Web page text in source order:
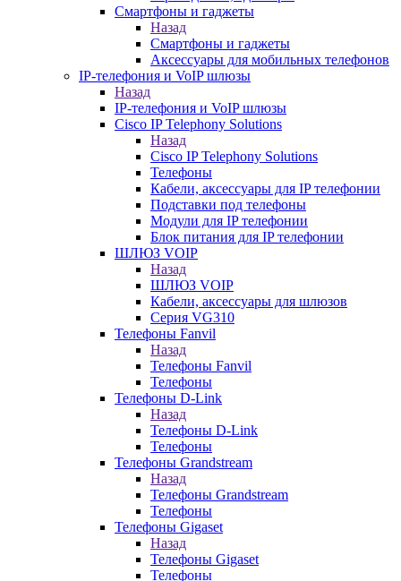
Смартфоны и гаджеты
Назад
Смартфоны и гаджеты
Аксессуары для мобильных телефонов
IP-телефония и VoIP шлюзы
Назад
IP-телефония и VoIP шлюзы
Cisco IP Telephony Solutions
Назад
Cisco IP Telephony Solutions
Телефоны
Кабели, аксессуары для IP телефонии
Подставки под телефоны
Модули для IP телефонии
Блок питания для IP телефонии
ШЛЮЗ VOIP
Назад
ШЛЮЗ VOIP
Кабели, аксессуары для шлюзов
Серия VG310
Телефоны Fanvil
Назад
Телефоны Fanvil
Телефоны
Телефоны D-Link
Назад
Телефоны D-Link
Телефоны
Телефоны Grandstream
Назад
Телефоны Grandstream
Телефоны
Телефоны Gigaset
Назад
Телефоны Gigaset
Телефоны